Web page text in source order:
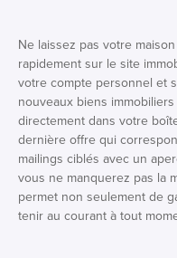
Ne laissez pas votre
rapidement sur le site
votre compte personnel et
nouveaux biens
directement dans votre
dernière offre qui
mailings ciblés avec un
vous ne manquerez pas la
permet non seulement de
tenir au courant à tout